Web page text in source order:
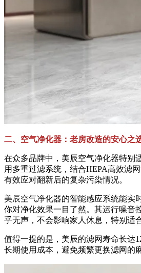
二、空气净化器：老房改造的安心之
在众多品牌中，美辰空气净化器特别
用多重过滤系统，结合HEPA高效滤
有效应对翻新后的复杂污染情况。
美辰空气净化器的智能感应系统能实
你对净化效果一目了然。其运行噪音
乎无声，不会影响家人休息，特别适
值得一提的是，美辰的滤网寿命长达
长期使用成本，避免频繁更换滤网的